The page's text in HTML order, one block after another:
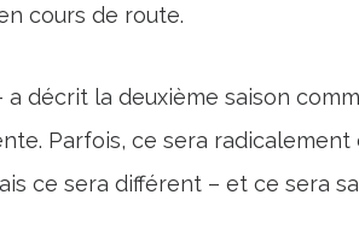
cours de route.
a décrit la deuxième saison
Parfois, ce sera
ce sera différent – ​​et ce sera